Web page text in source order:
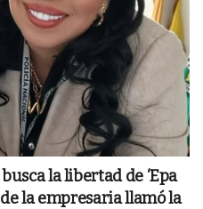
la libertad de ‘Epa
la empresaria llamó la